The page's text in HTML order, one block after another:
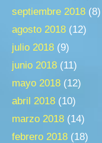
septiembre 2018 (8)
agosto 2018 (12)
julio 2018 (9)
junio 2018 (11)
mayo 2018 (12)
abril 2018 (10)
marzo 2018 (14)
febrero 2018 (18)